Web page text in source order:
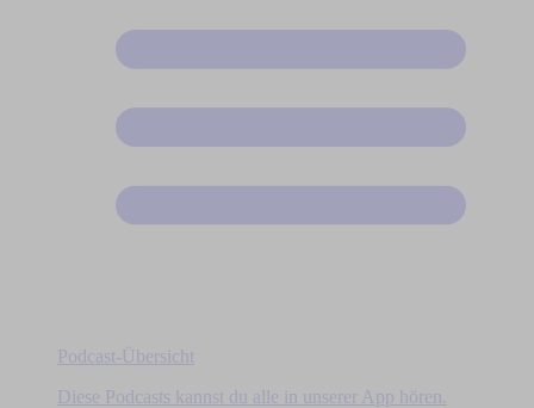
Podcast-Übersicht
Diese Podcasts kannst du alle in unserer App hören.